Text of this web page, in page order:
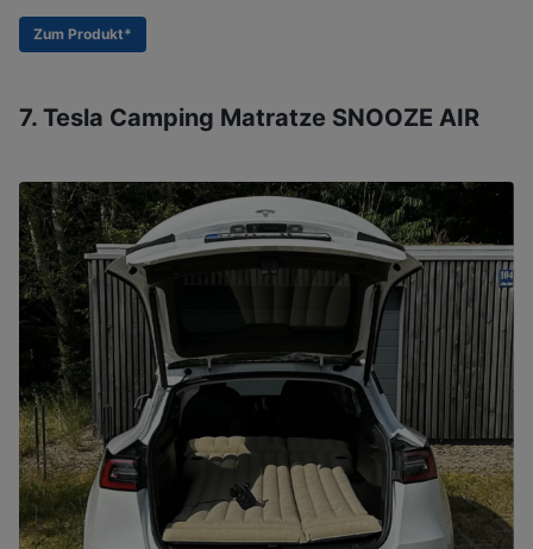
Zum Produkt*
7. Tesla Camping Matratze SNOOZE AIR